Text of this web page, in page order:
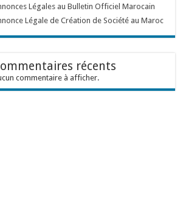
Légales au Bulletin Officiel Marocain
Légale de Création de Société au Maroc
récents
commentaire à afficher.